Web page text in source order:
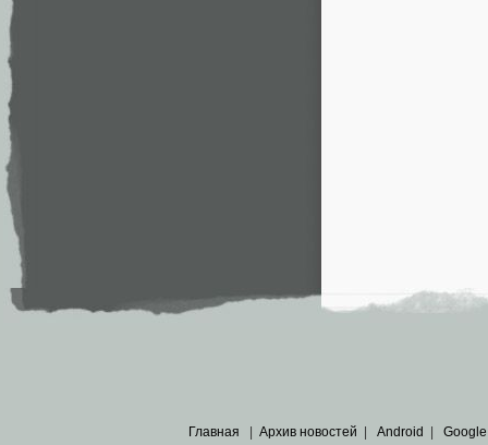
Главная Архив новостей Android Google